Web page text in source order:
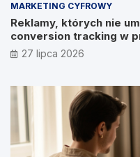
MARKETING CYFROWY
Reklamy, których nie
conversion tracking w
27 lipca 2026